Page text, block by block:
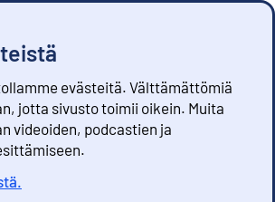
evästeitä. Välttämättömiä
jotta sivusto toimii oikein. Muita
videoiden, podcastien ja